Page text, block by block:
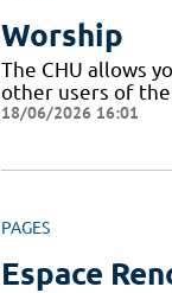
Worship
The CHU allows
other users of the
18/06/2026 16:01
PAGES
Espace